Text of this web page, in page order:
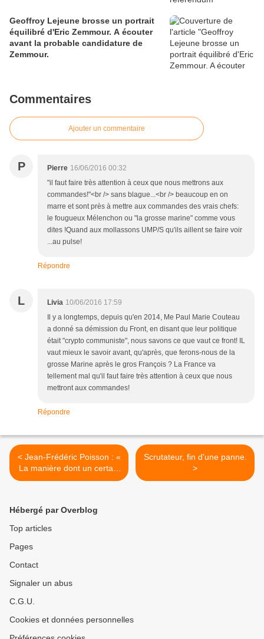
Geoffroy Lejeune brosse un portrait
équilibré d'Eric Zemmour. A écouter
avant la probable candidature de
Zemmour.
Commentaires
Ajouter un commentaire
P Pierre 16/06/2016 00:32
"il faut faire très attention à ceux que nous mettrons aux
commandes!"<br /> sans blague...<br /> beaucoup en on
marre et sont près à mettre aux commandes des vrais chefs:
le fougueux Mélenchon ou "la grosse marine" comme vous
dites !Quand aux mollassons UMP/S qu'ils aillent se faire voir
...au pulse!
Répondre
L Livia 10/06/2016 17:59
Il y a longtemps, depuis qu'en 2014, Me Paul Marie Couteau
a donné sa démission du Front, en disant que leur politique
était "crypto communiste", nous savons ce que vaut ce front! IL
vaut mieux le savoir avant, qu'après, que ferons-nous de la
grosse Marine après le gros François ? La France va
tellement mal qu'il faut faire très attention à ceux que nous
mettront aux commandes!
Répondre
< Jean-Frédéric Poisson : «
La manière dont un certain
nombre de musulmans
Français »
Scrutateur, fin d'une panne.
>
Hébergé par Overblog
Top articles
Pages
Contact
Signaler un abus
C.G.U.
Cookies et données personnelles